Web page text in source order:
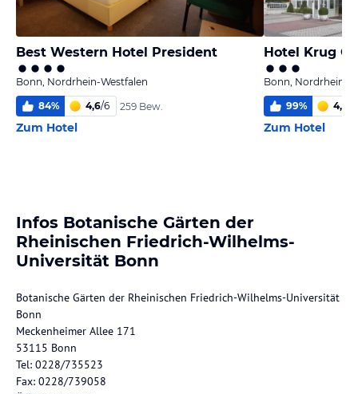
Best Western Hotel President
Bonn, Nordrhein-Westfalen
84% 4,6/6 259 Bew.
Zum Hotel
Hotel Krug
Bonn, Nordrhein-
99% 4,2
Zum Hotel
Infos Botanische Gärten der
Rheinischen Friedrich-Wilhelms-
Universität Bonn
Botanische Gärten der Rheinischen Friedrich-Wilhelms-Universität
Bonn
Meckenheimer Allee 171
53115 Bonn
Tel: 0228/735523
Fax: 0228/739058